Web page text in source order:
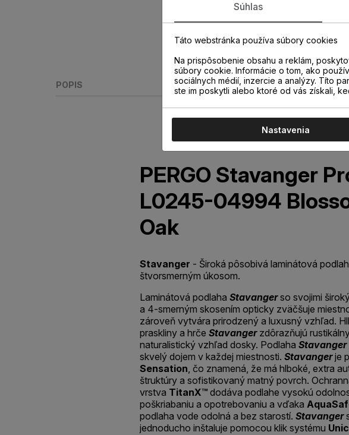
POPIS
PERGO Stavanger
L0245-04994
Oak
Stavanger - Široká pôsobivá laminátová
štvorsmerným úkosom.
Laminátová podlaha Stavangerso svojimi
a 4-smerným skosením opticky zväčšuje
zároveň vytvára prirodzený a luxusný vzhľad.
praskliny a hrče Stavangerzdôrazňujú
naturalistický vzhľad dosky. Podlaha Stavanger
skvelý dojem v každej miestnosti. Stavangerje
Sensation, čo znamená, že má hlboké, extra
štruktúry a sofistikovaný matný povrch.
vrstva TitanX™ dodáva podlahe vysokú
poškriabaniu a opotrebovaniu a vďaka
podlaha vode odolná a bez starostí. Stavanger
jednoducho inštaluje pomocou klik systému
Súhlas
Táto webstránka používa súbory cookies
Na prispôsobenie obsahu a reklám,
súbory cookie. Informácie o tom, ako
sociálnych médií, inzercie a analýzy. Títo
ste im poskytli alebo ktoré od vás získali,
Nastavenia